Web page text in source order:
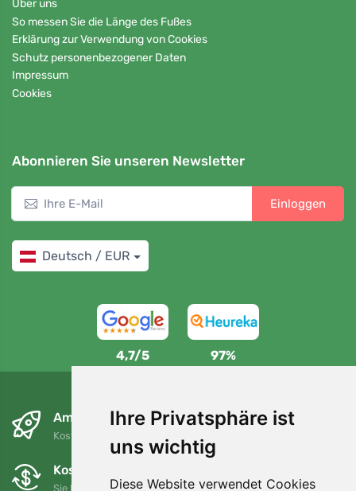
Ihre Privatsphäre ist
uns wichtig
Diese Website verwendet Cookies
Über uns
So messen Sie die Länge des Fußes
Erklärung zur Verwendung von Cookies
Schutz personenbezogener Daten
Impressum
Cookies
Abonnieren Sie unseren Newsletter
Einloggen
Deutsch / EUR
4,7/5 97%
Am nächsten Tag und kostenlos
Kostenloser Versand für Bestellungen über 80 EUR
Kostenloser Umtausch und Rückgabe
Sie können Ihre Bestellung jederzeit innerhalb von 90 Tagen